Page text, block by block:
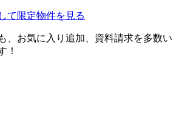
して限定物件を見る
、お気に入り追加、資料請求を多数い
！